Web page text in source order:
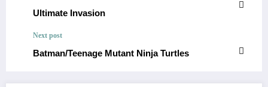
Ultimate Invasion
Next post
Batman/Teenage Mutant Ninja Turtles